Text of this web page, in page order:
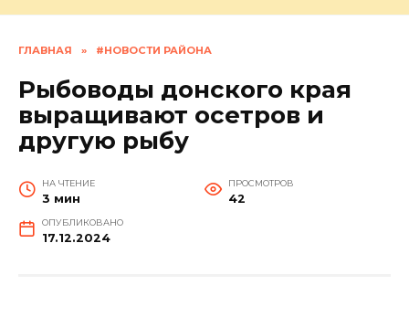
ГЛАВНАЯ » #НОВОСТИ РАЙОНА
Рыбоводы донского края
выращивают осетров и
другую рыбу
НА ЧТЕНИЕ
3 мин
ПРОСМОТРОВ
42
ОПУБЛИКОВАНО
17.12.2024